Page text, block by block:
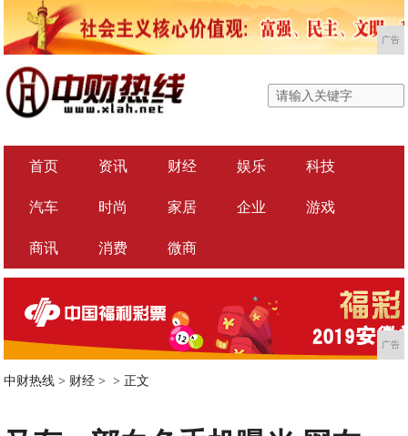
广告
首页 资讯 财经 娱乐 科技
汽车 时尚 家居 企业 游戏
商讯 消费 微商
广告
中财热线 > 财经 > > 正文